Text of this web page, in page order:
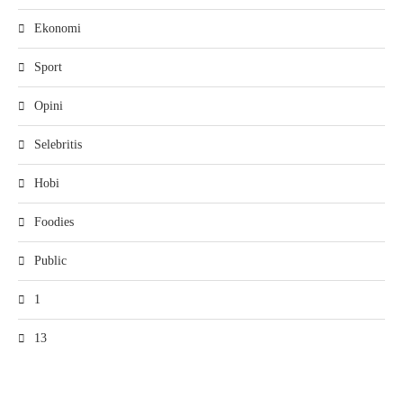
Ekonomi
Sport
Opini
Selebritis
Hobi
Foodies
Public
1
13